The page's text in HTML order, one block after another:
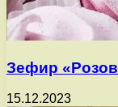
Зефир
15.12.2023